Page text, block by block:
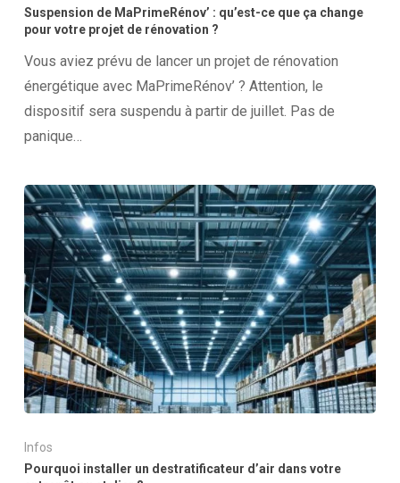
Suspension de MaPrimeRénov’ : qu’est-ce que ça change
pour votre projet de rénovation ?
Vous aviez prévu de lancer un projet de rénovation
énergétique avec MaPrimeRénov’ ? Attention, le
dispositif sera suspendu à partir de juillet. Pas de
panique…
Infos
Pourquoi installer un destratificateur d’air dans votre